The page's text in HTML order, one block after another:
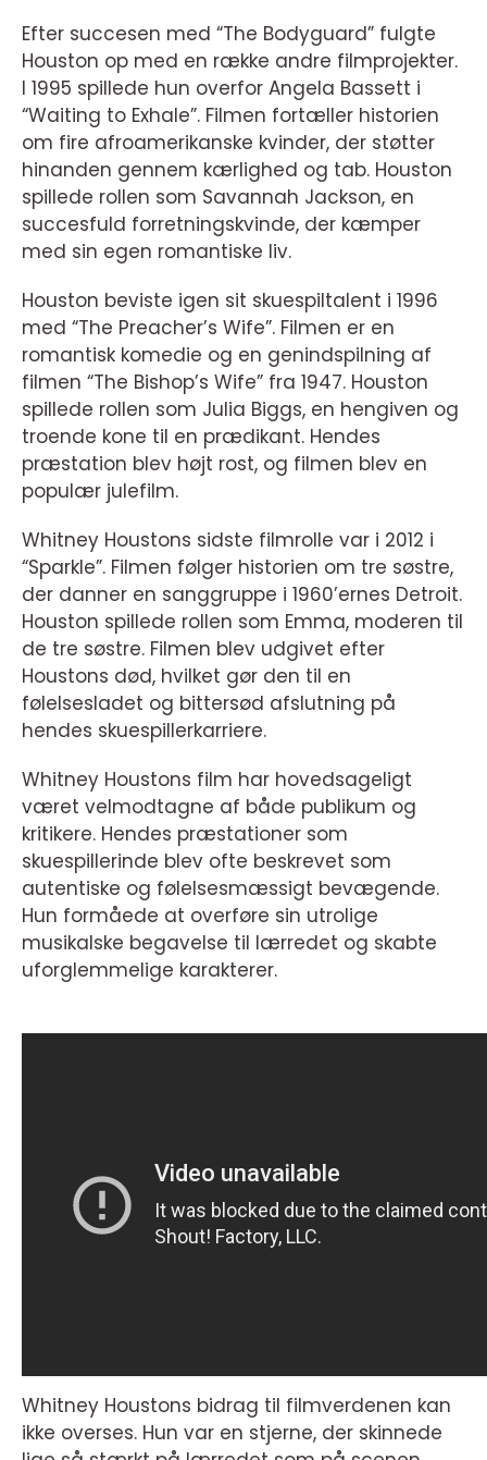
Efter succesen med “The Bodyguard” fulgte
Houston op med en række andre filmprojekter.
I 1995 spillede hun overfor Angela Bassett i
“Waiting to Exhale”. Filmen fortæller historien
om fire afroamerikanske kvinder, der støtter
hinanden gennem kærlighed og tab. Houston
spillede rollen som Savannah Jackson, en
succesfuld forretningskvinde, der kæmper
med sin egen romantiske liv.
Houston beviste igen sit skuespiltalent i 1996
med “The Preacher’s Wife”. Filmen er en
romantisk komedie og en genindspilning af
filmen “The Bishop’s Wife” fra 1947. Houston
spillede rollen som Julia Biggs, en hengiven og
troende kone til en prædikant. Hendes
præstation blev højt rost, og filmen blev en
populær julefilm.
Whitney Houstons sidste filmrolle var i 2012 i
“Sparkle”. Filmen følger historien om tre søstre,
der danner en sanggruppe i 1960’ernes Detroit.
Houston spillede rollen som Emma, moderen til
de tre søstre. Filmen blev udgivet efter
Houstons død, hvilket gør den til en
følelsesladet og bittersød afslutning på
hendes skuespillerkarriere.
Whitney Houstons film har hovedsageligt
været velmodtagne af både publikum og
kritikere. Hendes præstationer som
skuespillerinde blev ofte beskrevet som
autentiske og følelsesmæssigt bevægende.
Hun formåede at overføre sin utrolige
musikalske begavelse til lærredet og skabte
uforglemmelige karakterer.
Whitney Houstons bidrag til filmverdenen kan
ikke overses. Hun var en stjerne, der skinnede